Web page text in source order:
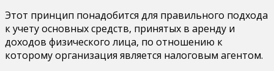
Этот принцип понадобится для правильного подхода
к учету основных средств, принятых в аренду и
доходов физического лица, по отношению к
которому организация является налоговым агентом.